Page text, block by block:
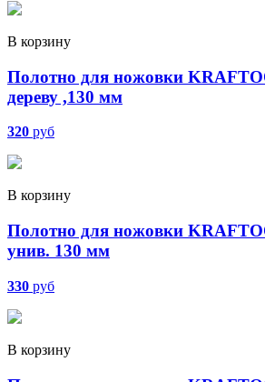
В корзину
Полотно для ножовки
дереву ,130 мм
320 руб
В корзину
Полотно для ножовки
унив. 130 мм
330 руб
В корзину